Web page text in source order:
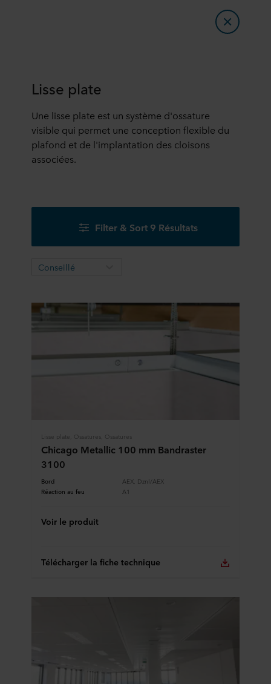
Lisse plate
Une lisse plate est un système d'ossature
visible qui permet une conception flexible du
plafond et de l'implantation des cloisons
associées.
Filter & Sort 9 Résultats
Conseillé
Lisse plate, Ossatures, Ossatures
Chicago Metallic 100 mm Bandraster
3100
Bord
AEX, Dznl/AEX
Réaction au feu
A1
Voir le produit
Télécharger la fiche technique